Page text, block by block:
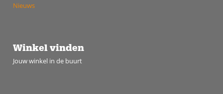
Nieuws
Winkel vinden
Jouw winkel in de buurt